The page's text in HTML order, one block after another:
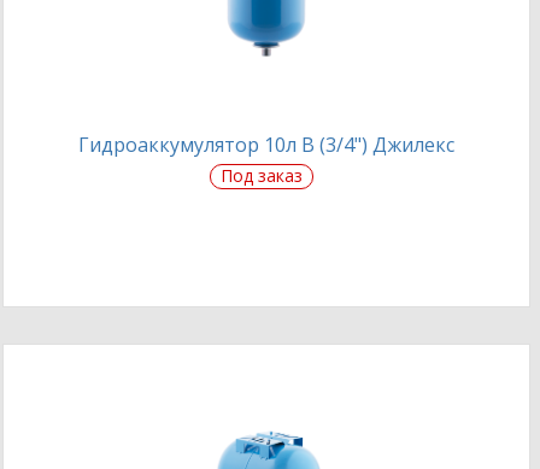
Гидроаккумулятор 10л В (3/4") Джилекс
Под заказ